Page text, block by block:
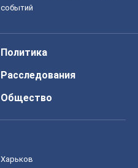
событий
Политика
Расследования
Общество
Харьков